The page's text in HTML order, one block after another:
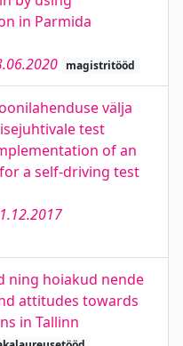
in Parmida
magistritööd
välja
test
of an
a self-driving test
ning hoiakud nende
attitudes towards
in Tallinn